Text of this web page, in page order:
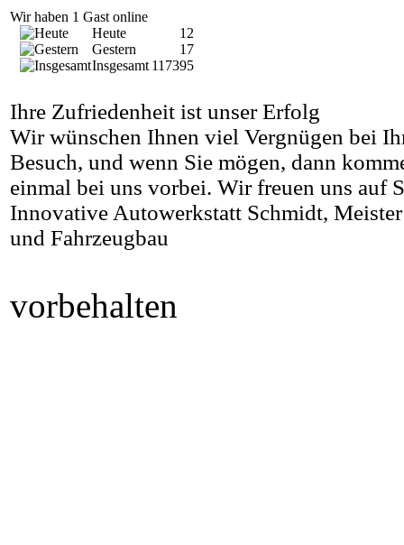
Wir haben 1 Gast online
Heute
12
Gestern
17
Insgesamt 117395
Ihre Zufriedenheit ist unser Erfolg
Wir wünschen Ihnen viel Vergnügen bei
Besuch, und wenn Sie mögen, dann
einmal bei uns vorbei. Wir freuen uns auf
Innovative Autowerkstatt Schmidt,
und Fahrzeugbau
vorbehalten